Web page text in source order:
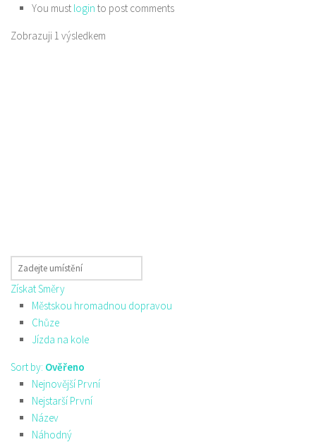
You must login to post comments
Zobrazuji 1 výsledkem
Získat Směry
Městskou hromadnou dopravou
Chůze
Jízda na kole
Sort by: Ověřeno
Nejnovější První
Nejstarší První
Název
Náhodný